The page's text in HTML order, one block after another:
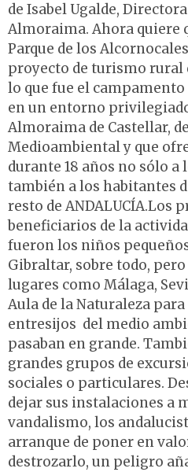
de Isabel Ugalde,
Almoraima. Ahora quiere
Parque de los
proyecto de turismo rural
lo que fue el campamento
en un entorno
Almoraima de Castellar,
Medioambiental y que
durante 18 años no sólo
también a los habitantes
resto de ANDALUCÍA.Los
beneficiarios de la
fueron los niños
Gibraltar, sobre todo,
lugares como Málaga,
Aula de la Naturaleza
entresijos del medio
pasaban en grande.
grandes grupos de
sociales o particulares.
dejar sus instalaciones a
vandalismo, los
arranque de poner en
destrozarlo, un peligro